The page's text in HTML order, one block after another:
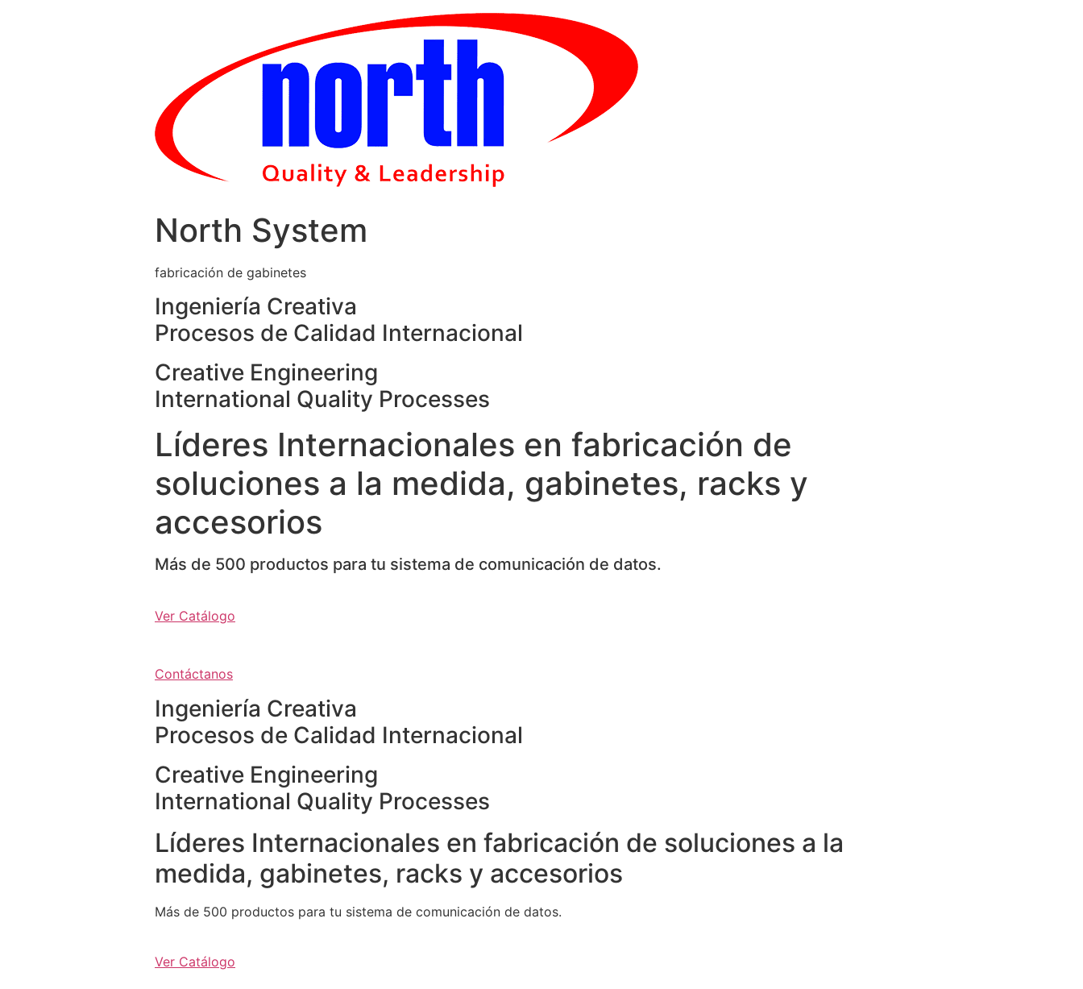
North System
fabricación de gabinetes
Ingeniería Creativa
Procesos de Calidad Internacional
Creative Engineering
International Quality Processes
Líderes Internacionales en fabricación de
soluciones a la medida, gabinetes, racks y
accesorios
Más de 500 productos para tu sistema de comunicación de datos.
Ver Catálogo
Contáctanos
Ingeniería Creativa
Procesos de Calidad Internacional
Creative Engineering
International Quality Processes
Líderes Internacionales en fabricación de soluciones a la
medida, gabinetes, racks y accesorios
Más de 500 productos para tu sistema de comunicación de datos.
Ver Catálogo